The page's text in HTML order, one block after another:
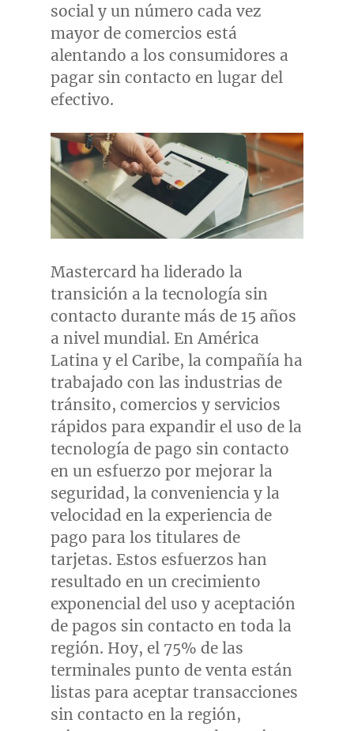
social y un número cada vez
mayor de comercios está
alentando a los consumidores a
pagar sin contacto en lugar del
efectivo.
Mastercard ha liderado la
transición a la tecnología sin
contacto durante más de 15 años
a nivel mundial. En América
Latina y el Caribe, la compañía ha
trabajado con las industrias de
tránsito, comercios y servicios
rápidos para expandir el uso de la
tecnología de pago sin contacto
en un esfuerzo por mejorar la
seguridad, la conveniencia y la
velocidad en la experiencia de
pago para los titulares de
tarjetas. Estos esfuerzos han
resultado en un crecimiento
exponencial del uso y aceptación
de pagos sin contacto en toda la
región. Hoy, el 75% de las
terminales punto de venta están
listas para aceptar transacciones
sin contacto en la región,